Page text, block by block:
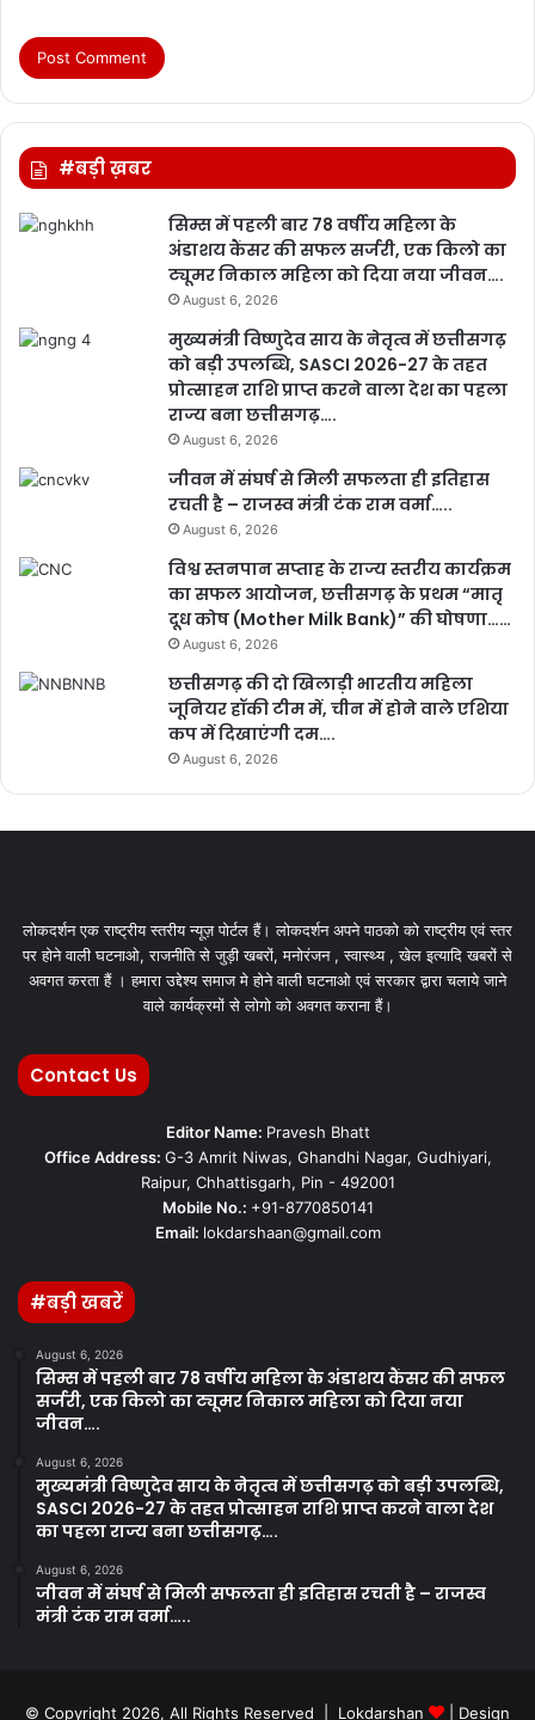
#बड़ी ख़बर
सिम्स में पहली बार 78 वर्षीय महिला के
अंडाशय कैंसर की सफल सर्जरी, एक किलो का
ट्यूमर निकाल महिला को दिया नया जीवन….
August 6, 2026
मुख्यमंत्री विष्णुदेव साय के नेतृत्व में छत्तीसगढ़
को बड़ी उपलब्धि, SASCI 2026-27 के तहत
प्रोत्साहन राशि प्राप्त करने वाला देश का पहला
राज्य बना छत्तीसगढ़….
August 6, 2026
जीवन में संघर्ष से मिली सफलता ही इतिहास
रचती है – राजस्व मंत्री टंक राम वर्मा…..
August 6, 2026
विश्व स्तनपान सप्ताह के राज्य स्तरीय कार्यक्रम
का सफल आयोजन, छत्तीसगढ़ के प्रथम “मातृ
दूध कोष (Mother Milk Bank)” की घोषणा……
August 6, 2026
छत्तीसगढ़ की दो खिलाड़ी भारतीय महिला
जूनियर हॉकी टीम में, चीन में होने वाले एशिया
कप में दिखाएंगी दम….
August 6, 2026
लोकदर्शन एक राष्ट्रीय स्तरीय न्यूज़ पोर्टल हैं। लोकदर्शन अपने पाठको को राष्ट्रीय एवं स्तर
पर होने वाली घटनाओ, राजनीति से जुड़ी खबरों, मनोरंजन , स्वास्थ्य , खेल इत्यादि खबरों से
अवगत करता हैं । हमारा उद्देश्य समाज मे होने वाली घटनाओ एवं सरकार द्वारा चलाये जाने
वाले कार्यक्रमों से लोगो को अवगत कराना हैं।
Contact Us
Editor Name: Pravesh Bhatt
Office Address: G-3 Amrit Niwas, Ghandhi Nagar, Gudhiyari,
Raipur, Chhattisgarh, Pin - 492001
Mobile No.: +91-8770850141
Email: lokdarshaan@gmail.com
#बड़ी खबरें
August 6, 2026
सिम्स में पहली बार 78 वर्षीय महिला के अंडाशय कैंसर की सफल
सर्जरी, एक किलो का ट्यूमर निकाल महिला को दिया नया
जीवन….
August 6, 2026
मुख्यमंत्री विष्णुदेव साय के नेतृत्व में छत्तीसगढ़ को बड़ी उपलब्धि,
SASCI 2026-27 के तहत प्रोत्साहन राशि प्राप्त करने वाला देश
का पहला राज्य बना छत्तीसगढ़….
August 6, 2026
जीवन में संघर्ष से मिली सफलता ही इतिहास रचती है – राजस्व
मंत्री टंक राम वर्मा…..
© Copyright 2026, All Rights Reserved | Lokdarshan | Design